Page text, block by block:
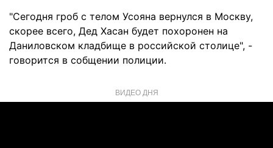
"Сегодня гроб с телом Усояна вернулся в Москву,
скорее всего, Дед Хасан будет похоронен на
Даниловском кладбище в российской столице", -
говорится в собщении полиции.
ВИДЕО ДНЯ